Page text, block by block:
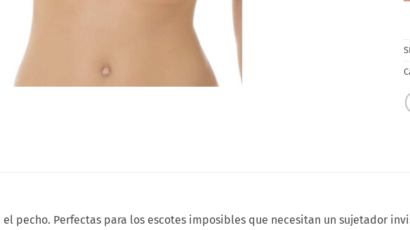
pecho. Perfectas para los escotes imposibles que necesitan un sujetador